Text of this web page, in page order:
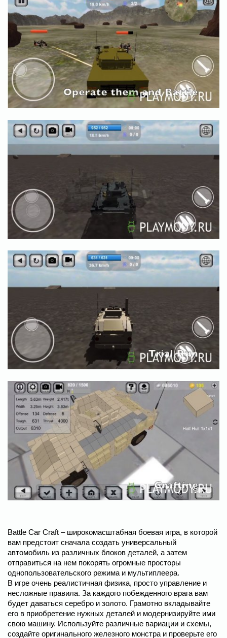
Battle Car Craft – широкомасштабная боевая игра, в которой
вам предстоит сначала создать универсальный
автомобиль из различных блоков деталей, а затем
отправиться на нем покорять огромные просторы
однопользовательского режима и мультиплеера.
В игре очень реалистичная физика, просто управление и
несложные правила. За каждого побежденного врага вам
будет даваться серебро и золото. Грамотно вкладывайте
его в приобретение нужных деталей и модернизируйте ими
свою машину. Используйте различные вариации и схемы,
создайте оригинального железного монстра и проверьте его